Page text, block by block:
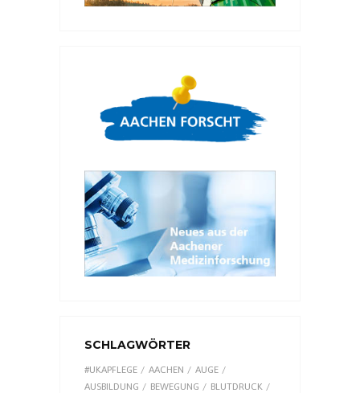
SCHLAGWÖRTER
#UKAPFLEGE AACHEN
AUGE
AUSBILDUNG
BEWEGUNG
BLUTDRUCK